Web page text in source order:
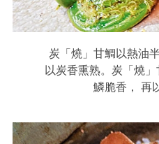
炭「燒」甘鯛以熱油
以炭香熏熟。炭「燒
鱗脆香， 再